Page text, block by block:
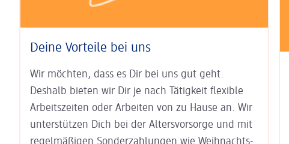
Deine Vorteile bei uns
Wir möchten, dass es Dir bei uns gut geht.
Deshalb bieten wir Dir je nach Tätigkeit flexible
Arbeits­zeiten oder Arbeiten von zu Hause an. Wir
unter­stützen Dich bei der Alters­vorsorge und mit